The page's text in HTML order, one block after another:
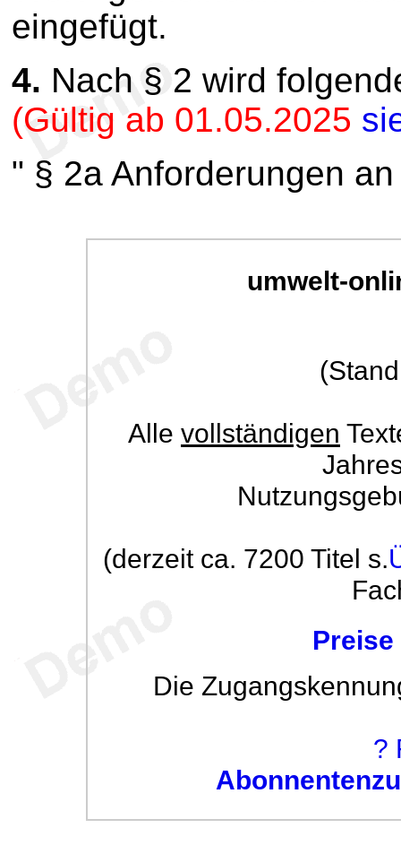
eingefügt.
4. Nach § 2 wird
(Gültig ab 01.05.2025
" § 2a Anforderungen
umwelt-
Alle vollständigen
(derzeit ca. 7200 Titel s.
Die
?